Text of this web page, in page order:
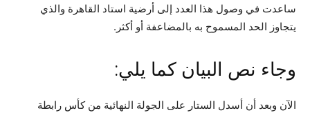
ساعدت في وصول هذا العدد إلى أرضية استاد القاهرة والذي
يتجاوز الحد المسموح به بالمضاعفة أو أكثر.
وجاء نص البيان كما يلي:
الآن وبعد أن أسدل الستار على الجولة النهائية من كأس رابطة